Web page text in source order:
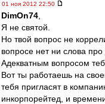
01 ноя 2012 22:50
DimOn74
Я не святой.
Но твой вопрос не
вопросе нет ни слова про
Адекватным вопросом
Вот ты работаешь на
тебя пригласят в
инкорпорейтед, и